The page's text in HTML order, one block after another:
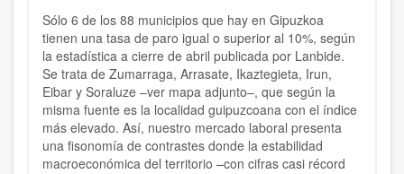
Sólo 6 de los 88 municipios que hay en Gipuzkoa
tienen una tasa de paro igual o superior al 10%, según
la estadística a cierre de abril publicada por Lanbide.
Se trata de Zumarraga, Arrasate, Ikaztegieta, Irun,
Eibar y Soraluze –ver mapa adjunto–, que según la
misma fuente es la localidad guipuzcoana con el índice
más elevado. Así, nuestro mercado laboral presenta
una fisonomía de contrastes donde la estabilidad
macroeconómica del territorio –con cifras casi récord